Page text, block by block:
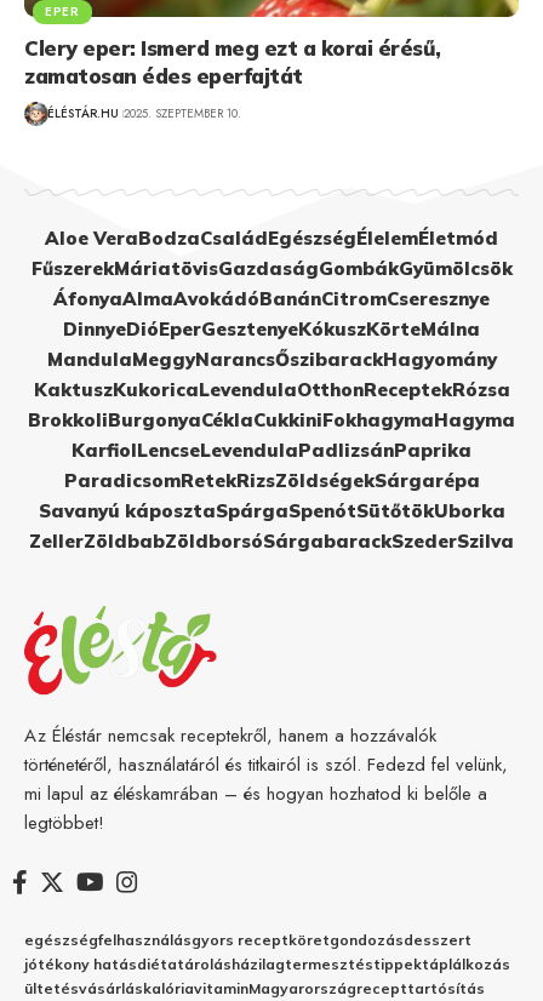
EPER
Clery eper: Ismerd meg ezt a korai érésű,
zamatosan édes eperfajtát
ÉLÉSTÁR.HU 2025. SZEPTEMBER 10.
Aloe VeraBodzaCsaládEgészségÉlelemÉletmód
FűszerekMáriatövisGazdaságGombákGyümölcsök
ÁfonyaAlmaAvokádóBanánCitromCseresznye
DinnyeDióEperGesztenyeKókuszKörteMálna
MandulaMeggyNarancsŐszibarackHagyomány
KaktuszKukoricaLevendulaOtthonReceptekRózsa
BrokkoliBurgonyaCéklaCukkiniFokhagymaHagyma
KarfiolLencseLevendulaPadlizsánPaprika
ParadicsomRetekRizsZöldségekSárgarépa
Savanyú káposztaSpárgaSpenótSütőtökUborka
ZellerZöldbabZöldborsóSárgabarackSzederSzilva
Az Éléstár nemcsak receptekről, hanem a hozzávalók
történetéről, használatáról és titkairól is szól. Fedezd fel velünk,
mi lapul az éléskamrában – és hogyan hozhatod ki belőle a
legtöbbet!
egészségfelhasználásgyors receptköretgondozásdesszert
jótékony hatásdiétatárolásházilagtermesztéstippektáplálkozás
ültetésvásárláskalóriavitaminMagyarországrecepttartósítás